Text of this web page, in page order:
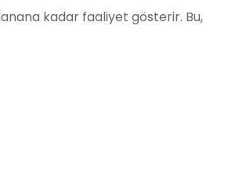
kadar faaliyet gösterir. Bu,